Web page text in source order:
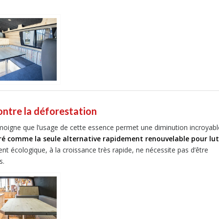
la déforestation
que l’usage de cette essence permet une diminution
comme la seule alternative rapidement renouvelable pour
écologique, à la croissance très rapide, ne nécessite pas d’être